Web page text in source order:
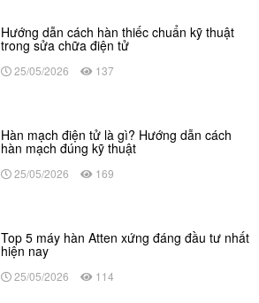
Hướng dẫn cách hàn thiếc chuẩn kỹ thuật
trong sửa chữa điện tử
25/05/2026 137
Hàn mạch điện tử là gì? Hướng dẫn cách
hàn mạch đúng kỹ thuật
25/05/2026 169
Top 5 máy hàn Atten xứng đáng đầu tư nhất
hiện nay
25/05/2026 114